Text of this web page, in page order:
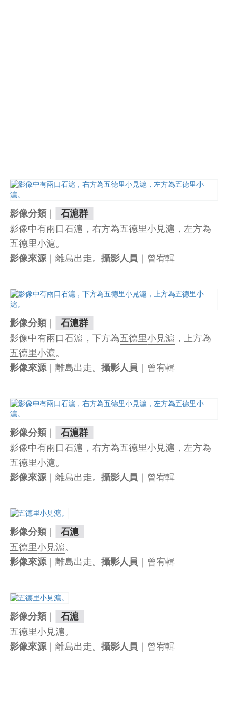
影像分類｜ 石滬群
影像中有兩口石滬，右方為五德里小見滬 ，左方為
五德里小滬。
影像來源｜離島出走。攝影人員 ｜曾宥輯
影像分類｜ 石滬群
影像中有兩口石滬，下方為五德里小見滬 ，上方為
五德里小滬。
影像來源｜離島出走。攝影人員 ｜曾宥輯
影像分類｜ 石滬群
影像中有兩口石滬，右方為五德里小見滬 ，左方為
五德里小滬。
影像來源｜離島出走。攝影人員 ｜曾宥輯
影像分類｜ 石滬
五德里小見滬。
影像來源｜離島出走。攝影人員 ｜曾宥輯
影像分類｜ 石滬
五德里小見滬。
影像來源｜離島出走。攝影人員 ｜曾宥輯